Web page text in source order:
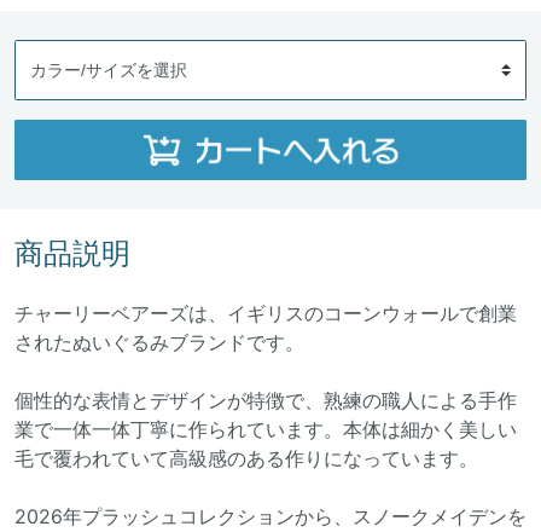
商品説明
チャーリーベアーズは、イギリスのコーンウォールで創業
されたぬいぐるみブランドです。
個性的な表情とデザインが特徴で、熟練の職人による手作
業で一体一体丁寧に作られています。本体は細かく美しい
毛で覆われていて高級感のある作りになっています。
2026年プラッシュコレクションから、スノークメイデンを